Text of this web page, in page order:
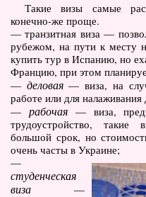
Такие визы самые
конечно-же проще.
— транзитная виза —
рубежом, на пути к месту
купить тур в Испанию, но
Францию, при этом
— деловая— виза, на
работе или для налаживания
— рабочая— виза,
трудоустройство,
большой срок, но
очень часты в Украине;
—
студенческая
виза —